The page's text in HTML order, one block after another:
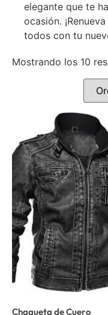
elegante que te
ocasión.
todos con tu
Mostrando los 10
Chaqueta de Cuero